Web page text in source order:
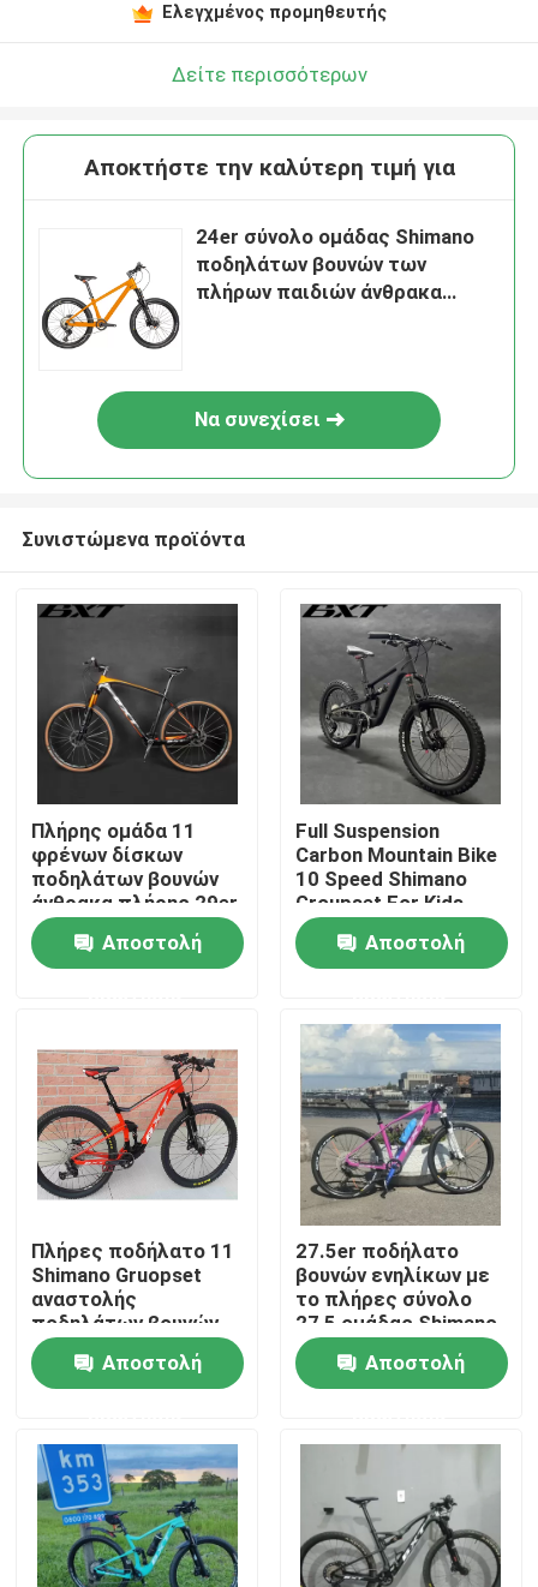
Σπίτι
Προϊόντα
Επισκεψή εργοστασίου
Έλεγχος ποιότητας
Επικοινωνήστε μαζί μας
Ζητήστε μια προσφορά
Οδικό ποδήλατο άνθρακα
Πλαίσιο ποδηλάτων βουνών άνθρακα
Ελεγχμένος προμηθευτής
Δείτε περισσότερων
Αποκτήστε την καλύτερη τιμή για
24er σύνολο ομάδας Shimano
ποδηλάτων βουνών των
πλήρων παιδιών άνθρακα
Να συνεχίσει
Συνιστώμενα προϊόντα
Πλήρης ομάδα 11
φρένων δίσκων
ποδηλάτων βουνών
άνθρακα πλήρης 29er
Shimano ταχύτητα
Αποστολή
Full Suspension
Carbon Mountain Bike
10 Speed ​​Shimano
Groupset For Kids
Αποστολή
Πλήρες ποδήλατο 11
Shimano Gruopset
αναστολής
ποδηλάτων βουνών
ινών 29er άνθρακα
ταχύτηταΑποστολή
27.5er ποδήλατο
βουνών ενηλίκων με
το πλήρες σύνολο
27,5 ομάδας Shimano
πλαισίων ινών
άνθρακαΑποστολή